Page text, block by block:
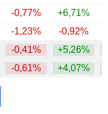
-0,77% +6,71%
-1,23% -0,92%
-0,41% +5,26%
-0,61% +4,07%